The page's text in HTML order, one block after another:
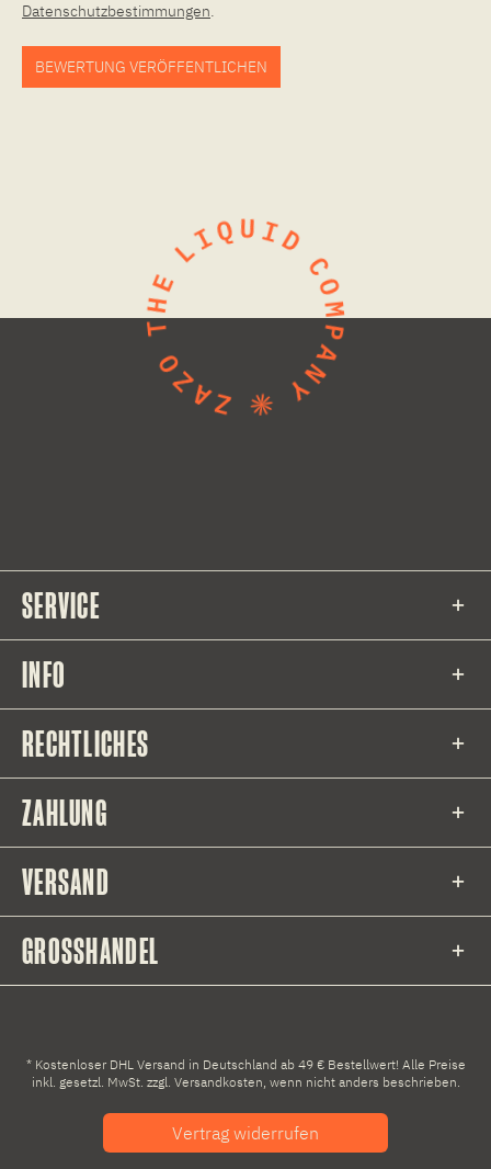
Datenschutzbestimmungen.
BEWERTUNG VERÖFFENTLICHEN
SERVICE
INFO
RECHTLICHES
ZAHLUNG
VERSAND
GROSSHANDEL
* Kostenloser DHL Versand in Deutschland ab 49 € Bestellwert! Alle Preise
inkl. gesetzl. MwSt. zzgl. Versandkosten, wenn nicht anders beschrieben.
Vertrag widerrufen